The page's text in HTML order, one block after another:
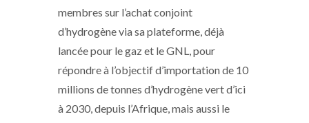
membres sur l’achat conjoint
d’hydrogène via sa plateforme, déjà
lancée pour le gaz et le GNL, pour
répondre à l’objectif d’importation de 10
millions de tonnes d’hydrogène vert d’ici
à 2030, depuis l’Afrique, mais aussi le